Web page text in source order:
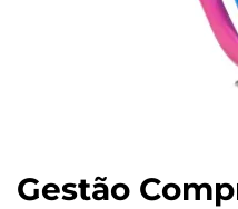
Gestão